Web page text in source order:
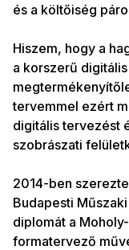
és a költőiség
Hiszem, hogy a
a korszerű
tervemmel ezért
digitális tervezést
szobrászati
2014-ben
Budapesti
diplomát a
formatervező